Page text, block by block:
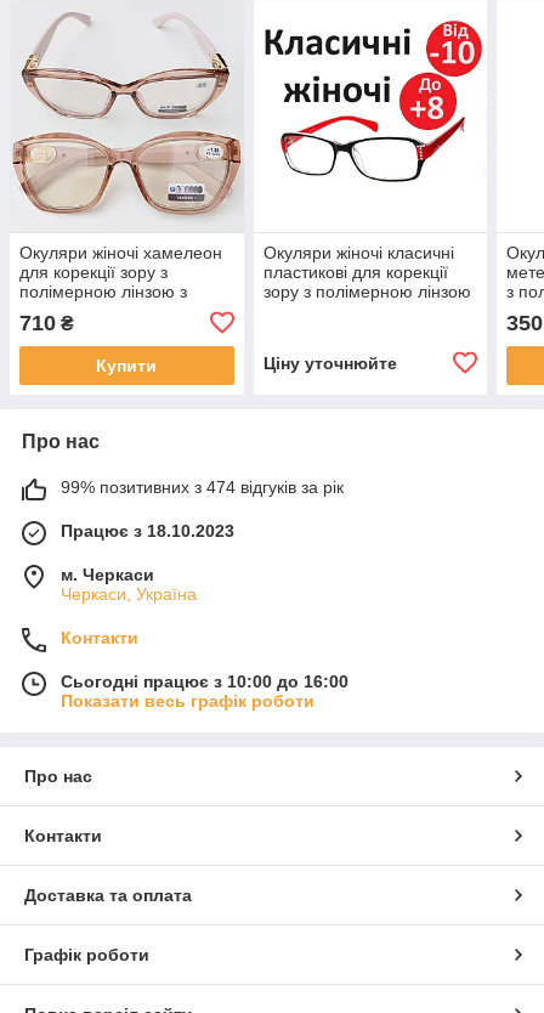
Окуляри жіночі хамелеон
для корекції зору з
полімерною лінзою з
діоптріями широкі метелик
710 ₴
Купити
Окуляри жіночі класичні
пластикові для корекції
зору з полімерною лінзою
Ціну уточнюйте
з
350
Про нас
99% позитивних з 474 відгуків за рік
Працює з 18.10.2023
м. Черкаси
Черкаси, Україна
Контакти
Сьогодні працює з 10:00 до 16:00
Показати весь графік роботи
Про нас
Контакти
Доставка та оплата
Графік роботи